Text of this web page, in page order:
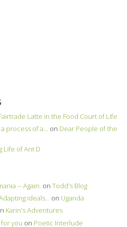
Latte in the Food Court of Life
process of a... on Dear People of the
Life of Ant D
-- Again. on Todd's Blog
ideals... on Uganda
Karin's Adventures
for you on Poetic Interlude